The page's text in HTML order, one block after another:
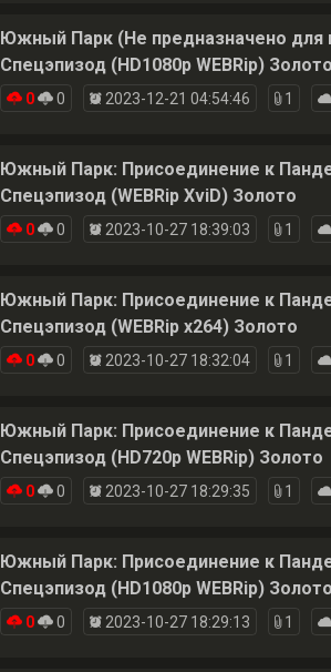
Южный Парк (Не предназначено для
Спецэпизод (HD1080p WEBRip) Золото
0 0 2023-12-21 04:54:46 1
Южный Парк: Присоединение к
Спецэпизод (WEBRip XviD) Золото
0 0 2023-10-27 18:39:03 1
Южный Парк: Присоединение к
Спецэпизод (WEBRip x264) Золото
0 0 2023-10-27 18:32:04 1
Южный Парк: Присоединение к
Спецэпизод (HD720p WEBRip) Золото
0 0 2023-10-27 18:29:35 1
Южный Парк: Присоединение к
Спецэпизод (HD1080p WEBRip) Золото
0 0 2023-10-27 18:29:13 1